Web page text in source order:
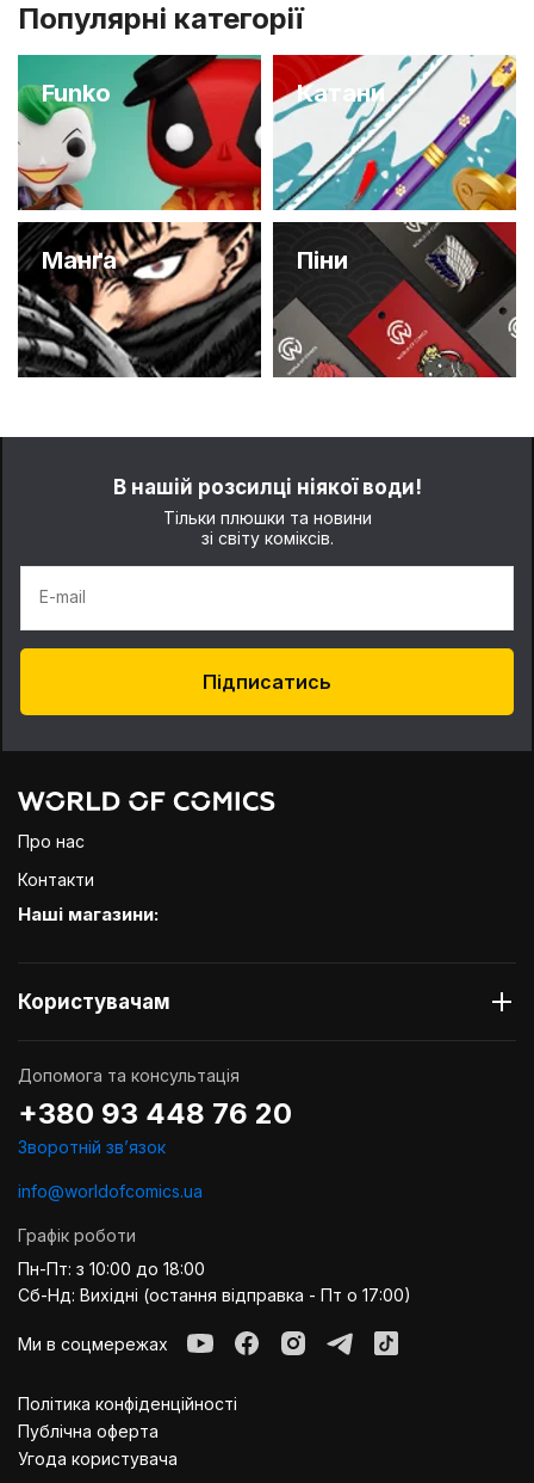
Популярні категорії
Funko Катани
Манґа Піни
В нашій розсилці ніякої води!
Тільки плюшки та новини
зі світу коміксів.
E-mail
Підписатись
Про нас
Контакти
Наші магазини:
Користувачам
Допомога та консультація
+380 93 448 76 20
Зворотній звʼязок
info@worldofcomics.ua
Графік роботи
Пн-Пт: з 10:00 до 18:00
Сб-Нд: Вихідні (остання відправка - Пт о 17:00)
Ми в соцмережах
Політика конфіденційності
Публiчна оферта
Угода користувача